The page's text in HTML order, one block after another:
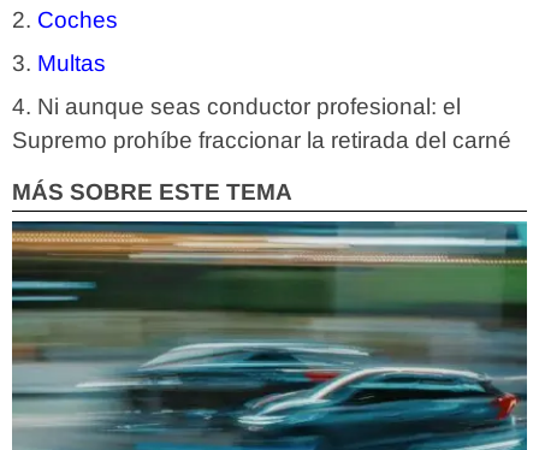
Coches
Multas
Ni aunque seas conductor profesional: el
Supremo prohíbe fraccionar la retirada del carné
MÁS SOBRE ESTE TEMA